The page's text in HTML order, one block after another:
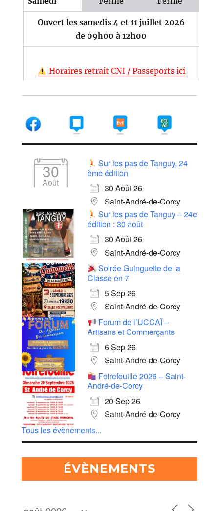
Ouvert les samedis 4 et 11 juillet 2026
de 09h00 à 12h00
Horaires retrait CNI / Passeports ici
30
Août
Sur les pas de Tanguy, 24
ème édition
30 Août 26
Saint-André-de-Corcy
Sur les pas de Tanguy – 24e
édition : 30 août
30 Août 26
Saint-André-de-Corcy
Soirée Guinguette de la
Classe en 7
5 Sep 26
Saint-André-de-Corcy
Forum de l’UCCAÏ –
Artisans et Commerçants
6 Sep 26
Saint-André-de-Corcy
Foirefouille 2026 – Saint-
André-de-Corcy
20 Sep 26
Saint-André-de-Corcy
Tous les évènements...
ÉVÈNEMENTS